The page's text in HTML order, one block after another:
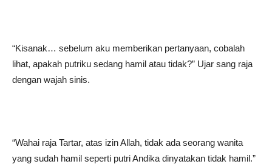
“Kisanak… sebelum aku memberikan pertanyaan, cobalah
lihat, apakah putriku sedang hamil atau tidak?” Ujar sang raja
dengan wajah sinis.
“Wahai raja Tartar, atas izin Allah, tidak ada seorang wanita
yang sudah hamil seperti putri Andika dinyatakan tidak hamil.”